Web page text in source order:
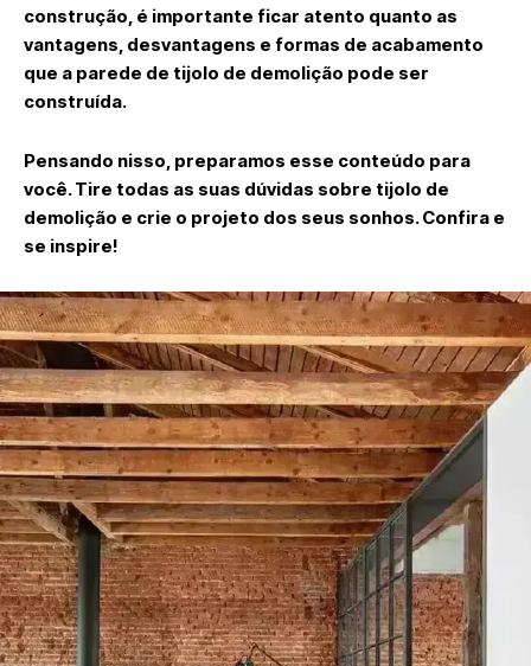
construção, é importante ficar atento quanto as
vantagens, desvantagens e formas de acabamento
que a parede de tijolo de demolição pode ser
construída.
Pensando nisso, preparamos esse conteúdo para
você. Tire todas as suas dúvidas sobre tijolo de
demolição e crie o projeto dos seus sonhos. Confira e
se inspire!